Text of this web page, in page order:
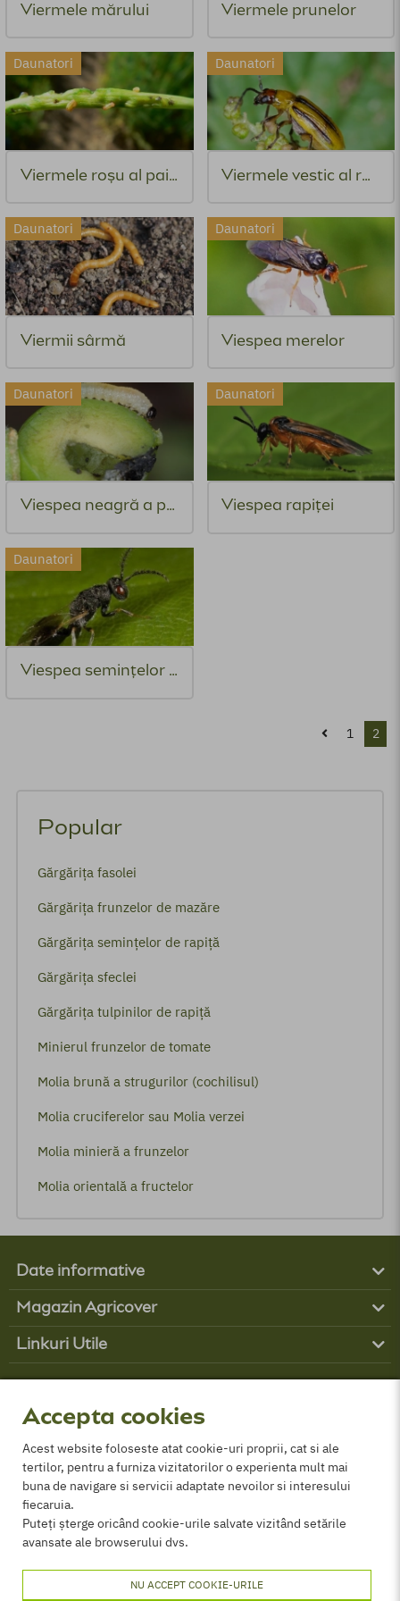
să apliciprodusele potrivite pentru o creștere
Viermele mărului Viermele prunelor
Daunatori
Viermele roșu al paiului de grâu
Daunatori
Viermele vestic al rădăcinilor de porumb
Daunatori
Viermii sârmă
Daunatori
Viespea merelor
Daunatori
Viespea neagră a prunelor
Daunatori
Viespea rapiței
Daunatori
Viespea seminţelor de prun
1 2
Popular
Gărgărița fasolei
Gărgărița frunzelor de mazăre
Gărgărița semințelor de rapiță
Gărgărița sfeclei
Gărgărița tulpinilor de rapiță
Minierul frunzelor de tomate
Molia brună a strugurilor (cochilisul)
Molia cruciferelor sau Molia verzei
Molia minieră a frunzelor
Molia orientală a fructelor
Date informative
Produse
Boli
Buruieni
Dăunători
Magazin Agricover
Contul tău
Contact
Cum comand?
Linkuri Utile
Obține finanțare
GDPR
Politica de cookies
Termeni și conditii
ANPC
Certificat comercializare PPP
Accepta cookies
Acest website foloseste atat cookie-uri proprii, cat si ale
tertilor, pentru a furniza vizitatorilor o experienta mult mai
buna de navigare si servicii adaptate nevoilor si interesului
fiecaruia.
Puteți șterge oricând cookie-urile salvate vizitând setările
avansate ale browserului dvs.
NU ACCEPT COOKIE-URILE